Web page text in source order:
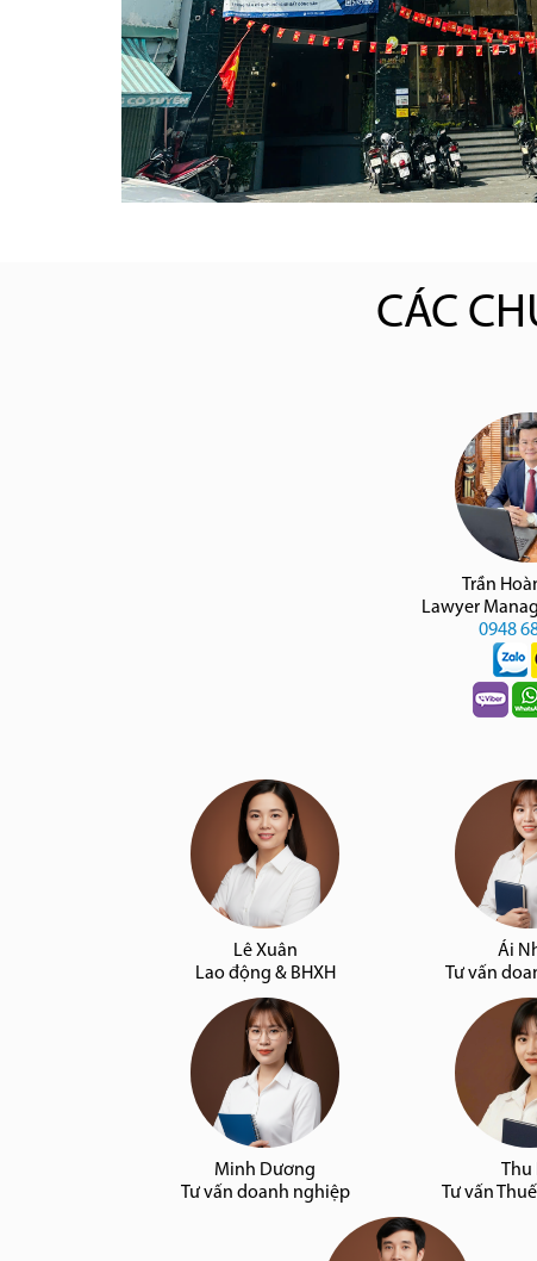
CÁC
Trần
Lawyer
0948
Lê Xuân
Lao động & BHXH
Ái
Tư vấn
Minh Dương
Tư vấn doanh nghiệp
Thu
Tư vấn